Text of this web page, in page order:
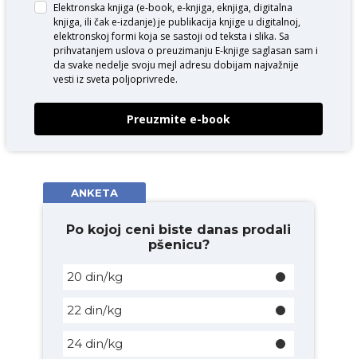
Elektronska knjiga (e-book, e-knjiga, eknjiga, digitalna
knjiga, ili čak e-izdanje) je publikacija knjige u digitalnoj,
elektronskoj formi koja se sastoji od teksta i slika. Sa
prihvatanjem uslova o preuzimanju E-knjige saglasan sam i
da svake nedelje svoju mejl adresu dobijam najvažnije
vesti iz sveta poljoprivrede.
Preuzmite e-book
ANKETA
Po kojoj ceni biste danas prodali
pšenicu?
20 din/kg
22 din/kg
24 din/kg